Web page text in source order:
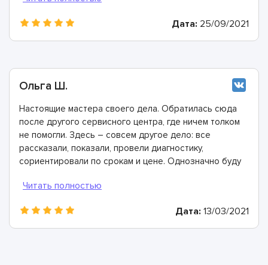
Дата: 25/09/2021
Ольга Ш.
Настоящие мастера своего дела. Обратилась сюда
после другого сервисного центра, где ничем толком
не помогли. Здесь – совсем другое дело: все
рассказали, показали, провели диагностику,
сориентировали по срокам и цене. Однозначно буду
Дата: 13/03/2021